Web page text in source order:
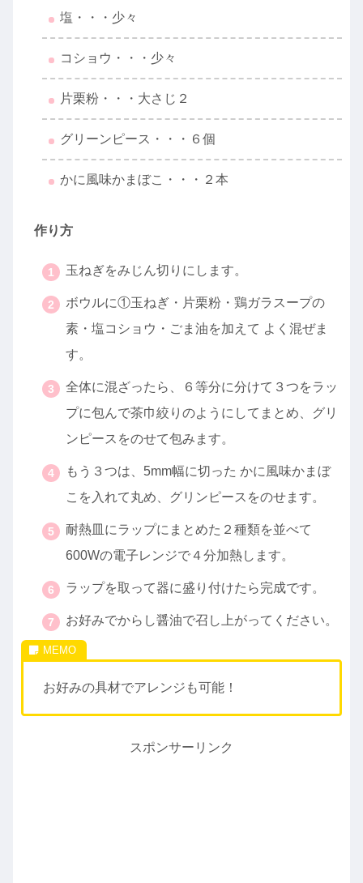
塩・・・少々
コショウ・・・少々
片栗粉・・・大さじ２
グリーンピース・・・６個
かに風味かまぼこ・・・２本
作り方
玉ねぎをみじん切りにします。
ボウルに①玉ねぎ・片栗粉・鶏ガラスープの
素・塩コショウ・ごま油を加えて よく混ぜま
す。
全体に混ざったら、６等分に分けて３つをラッ
プに包んで茶巾絞りのようにしてまとめ、グリ
ンピースをのせて包みます。
もう３つは、5mm幅に切った かに風味かまぼ
こを入れて丸め、グリンピースをのせます。
耐熱皿にラップにまとめた２種類を並べて
600Wの電子レンジで４分加熱します。
ラップを取って器に盛り付けたら完成です。
お好みでからし醤油で召し上がってください。
お好みの具材でアレンジも可能！
スポンサーリンク